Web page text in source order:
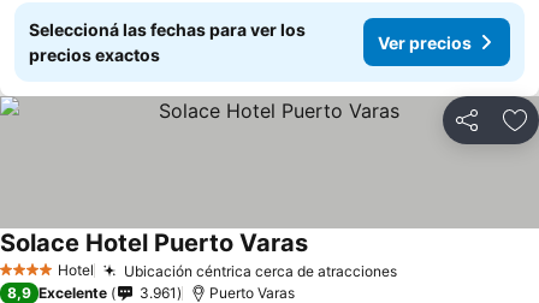
Seleccioná las fechas para ver los
precios exactos
Ver precios
Compartir
4 EstrellasHotel Ubicación céntrica cerca de atracciones
Solace Hotel Puerto Varas
8,9 Excelente 3.961 Puerto Varas